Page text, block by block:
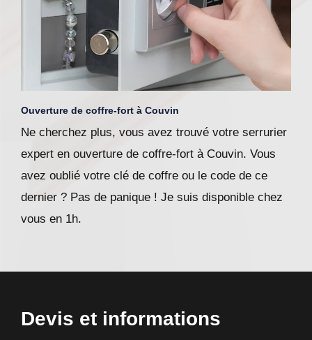
Ouverture de coffre-fort à Couvin
Ne cherchez plus, vous avez trouvé votre serrurier
expert en ouverture de coffre-fort à Couvin. Vous
avez oublié votre clé de coffre ou le code de ce
dernier ? Pas de panique ! Je suis disponible chez
vous en 1h.
Devis et informations